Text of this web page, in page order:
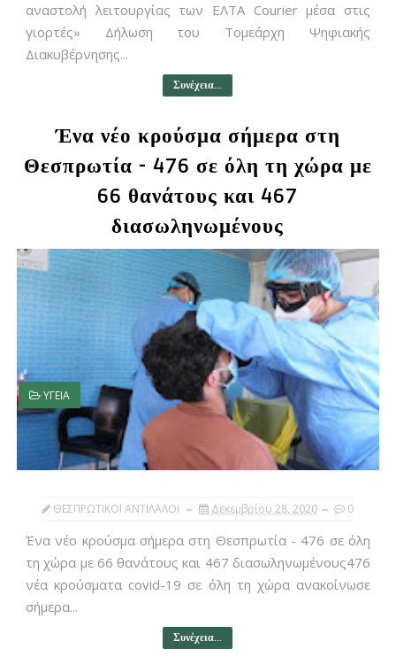
αναστολή λειτουργίας των ΕΛΤΑ Courier μέσα στις
γιορτές» Δήλωση του Τομεάρχη Ψηφιακής
Διακυβέρνησης...
Συνέχεια...
Ένα νέο κρούσμα σήμερα στη
Θεσπρωτία - 476 σε όλη τη χώρα με
66 θανάτους και 467
διασωληνωμένους
ΥΓΕΙΑ
ΘΕΣΠΡΩΤΙΚΟΙ ΑΝΤΙΛΑΛΟΙ Δεκεμβρίου 28, 2020 0
Ένα νέο κρούσμα σήμερα στη Θεσπρωτία - 476 σε όλη
τη χώρα με 66 θανάτους και 467 διασωληνωμένους476
νέα κρούσματα covid-19 σε όλη τη χώρα ανακοίνωσε
σήμερα...
Συνέχεια...